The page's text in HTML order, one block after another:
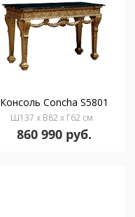
Консоль Concha S5801
Ш137 x В82 x Г62 см
860 990 руб.